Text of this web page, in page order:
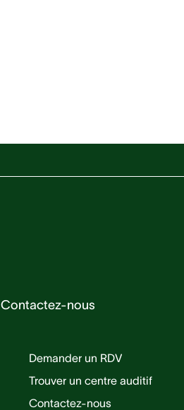
Contactez-nous
Demander un RDV
Trouver un centre auditif
Contactez-nous